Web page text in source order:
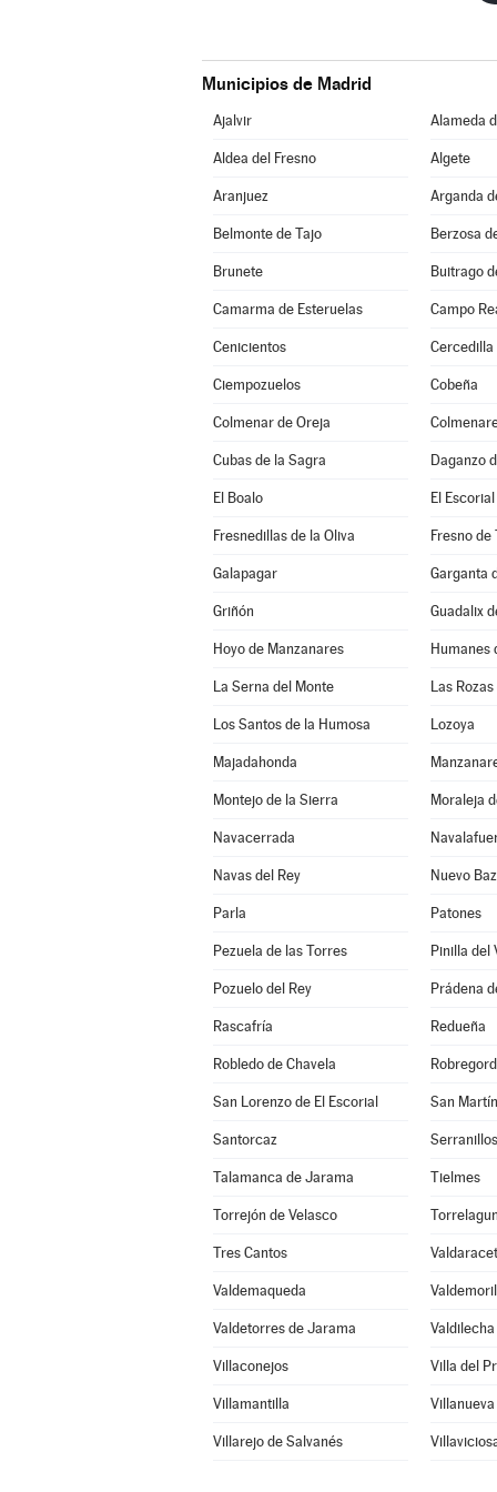
Municipios de Madrid
Ajalvir Alameda
Aldea del Fresno Algete
Aranjuez Arganda
Belmonte de Tajo Berzosa
Brunete Buitrago
Camarma de Esteruelas Campo
Cenicientos Cercedilla
Ciempozuelos Cobeña
Colmenar de Oreja
Cubas de la Sagra Daganzo
El Boalo El Escorial
Fresnedillas de la Oliva Fresno de
Galapagar Garganta
Griñón Guadalix
Hoyo de Manzanares Humanes
La Serna del Monte Las
Los Santos de la Humosa Lozoya
Majadahonda
Montejo de la Sierra Moraleja
Navacerrada
Navas del Rey Nuevo
Parla Patones
Pezuela de las Torres Pinilla del
Pozuelo del Rey Prádena
Rascafría Redueña
Robledo de Chavela
San Lorenzo de El Escorial San
Santorcaz
Talamanca de Jarama Tielmes
Torrejón de Velasco
Tres Cantos
Valdemaqueda
Valdetorres de Jarama Valdilecha
Villaconejos Villa del
Villamantilla
Villarejo de Salvanés